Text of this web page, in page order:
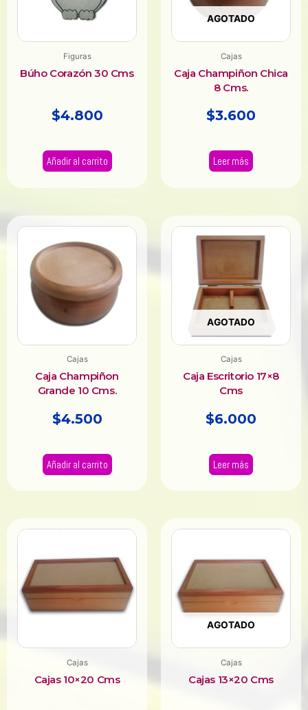
Figuras
Búho Corazón 30 Cms
$4.800
Añadir al carrito
AGOTADO
Cajas
Caja Champiñon Chica
8 Cms.
$3.600
Leer más
Cajas
Caja Champiñon
Grande 10 Cms.
$4.500
Añadir al carrito
AGOTADO
Cajas
Caja Escritorio 17×8
Cms
$6.000
Leer más
Cajas
Cajas 10×20 Cms
AGOTADO
Cajas
Cajas 13×20 Cms